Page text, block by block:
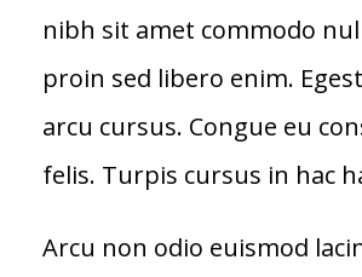
nibh sit amet commodo
proin sed libero enim.
arcu cursus. Congue eu
felis. Turpis cursus in hac
Arcu non odio euismod